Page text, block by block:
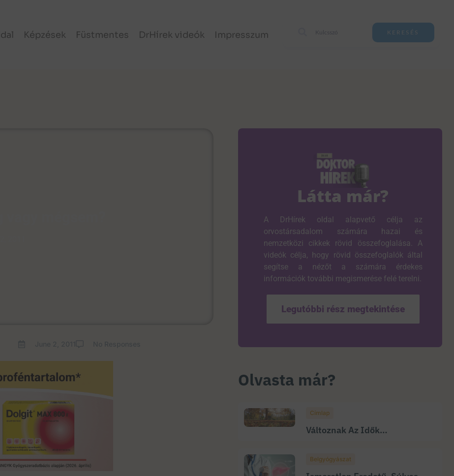
Képzések Füstmentes DrHírek videók Impresszum KERESÉS
Látta már?
A DrHírek oldal alapvető célja az
orvostársadalom számára hazai és
nemzetközi cikkek rövid összefoglalása. A
videók célja, hogy rövid összefoglalók által
segítse a nézőt a számára érdekes
információk további megismerése felé terelni.
Legutóbbi rész megtekintése
Olvasta már?
Címlap
Változnak Az Idők…
Belgyógyászat